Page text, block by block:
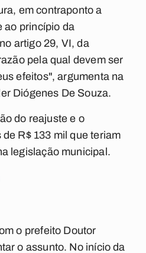
em contraponto a
ao princípio da
artigo 29, VI, da
pela qual devem ser
efeitos", argumenta na
Diógenes De Souza.
do reajuste e o
R$ 133 mil que teriam
legislação municipal.
o prefeito Doutor
o assunto. No início da